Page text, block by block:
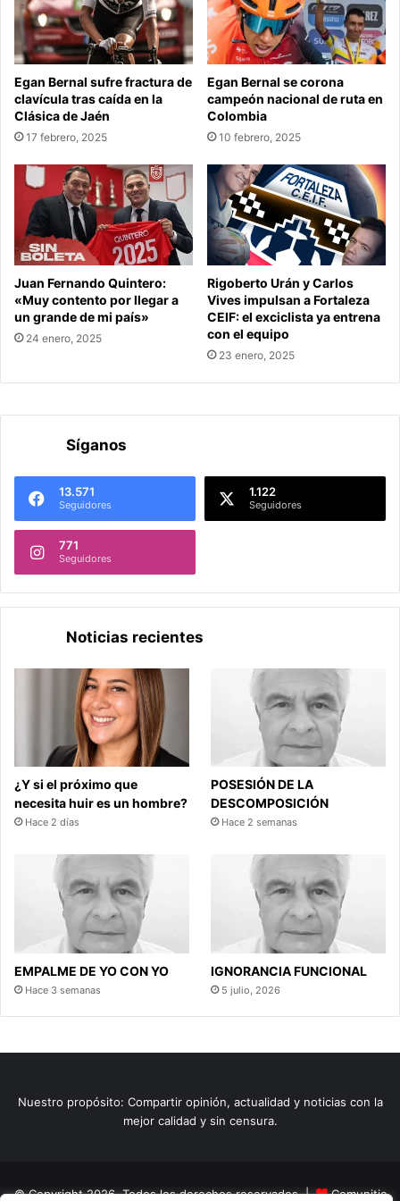
Egan Bernal sufre fractura de
clavícula tras caída en la
Clásica de Jaén
17 febrero, 2025
Egan Bernal se corona
campeón nacional de ruta en
Colombia
10 febrero, 2025
Juan Fernando Quintero:
«Muy contento por llegar a
un grande de mi país»
24 enero, 2025
Rigoberto Urán y Carlos
Vives impulsan a Fortaleza
CEIF: el exciclista ya entrena
con el equipo
23 enero, 2025
Síganos
13.571
Seguidores
1.122
Seguidores
771
Seguidores
Noticias recientes
¿Y si el próximo que
necesita huir es un hombre?
Hace 2 días
POSESIÓN DE LA
DESCOMPOSICIÓN
Hace 2 semanas
EMPALME DE YO CON YO
Hace 3 semanas
IGNORANCIA FUNCIONAL
5 julio, 2026
Nuestro propósito: Compartir opinión, actualidad y noticias con la
mejor calidad y sin censura.
© Copyright 2026, Todos los derechos reservados | Comunitic